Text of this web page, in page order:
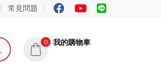
常見問題
0 我的購物車